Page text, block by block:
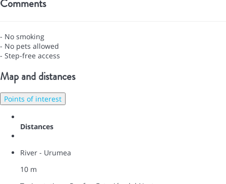
Comments
- No smoking
- No pets allowed
- Step-free access
Map and distances
Points of interest
Distances
River - Urumea
10 m